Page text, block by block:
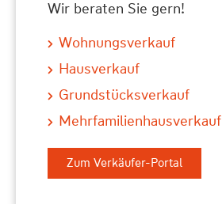
Wir beraten Sie gern!
Wohnungsverkauf
Hausverkauf
Grundstücksverkauf
Mehrfamilienhausverkauf
Zum Verkäufer-Portal